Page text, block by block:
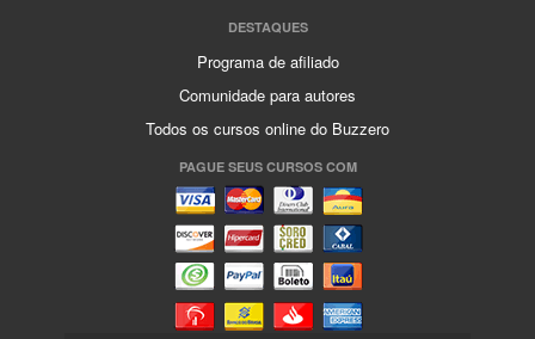
DESTAQUES
Programa de afiliado
Comunidade para autores
Todos os cursos online do Buzzero
PAGUE SEUS CURSOS COM